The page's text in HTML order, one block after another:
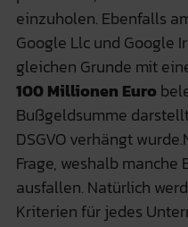
einzuholen. Ebenfalls
Google Llc und Google
gleichen Grunde mit
100 Millionen Euro
Bußgeldsumme
DSGVO verhängt
Frage, weshalb manche
ausfallen. Natürlich
Kriterien für jedes